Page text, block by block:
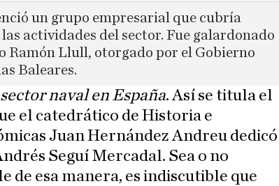
un grupo empresarial que cubría
actividades del sector. Fue galardonado
Ramón Llull, otorgado por el Gobierno
Baleares.
naval en España. Así se titula el
el catedrático de Historia e
Juan Hernández Andreu dedicó
Seguí Mercadal. Sea o no
de esa manera, es indiscutible que